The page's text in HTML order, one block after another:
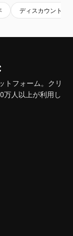
ディスカウント
トフォーム。クリ
万人以上が利用し